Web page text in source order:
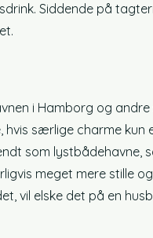
Siddende på
i Hamborg og
hvis særlige charme kun
som lystbådehavne,
meget mere stille
vil elske det på en